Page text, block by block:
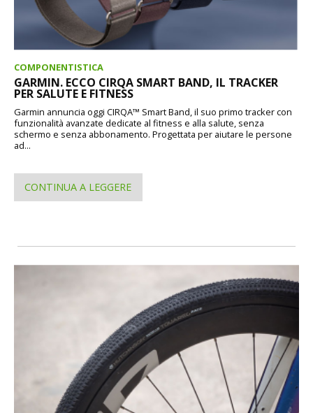
COMPONENTISTICA
GARMIN. ECCO CIRQA SMART BAND, IL TRACKER
PER SALUTE E FITNESS
Garmin annuncia oggi CIRQA™ Smart Band, il suo primo tracker con
funzionalità avanzate dedicate al fitness e alla salute, senza
schermo e senza abbonamento. Progettata per aiutare le persone
ad...
CONTINUA A LEGGERE